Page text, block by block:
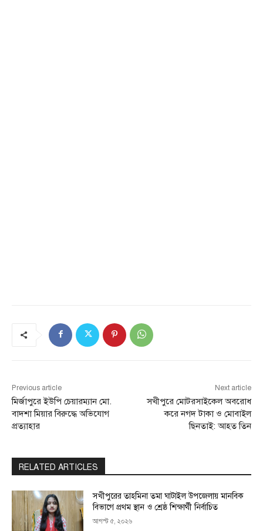
Previous article
মির্জাপুরে ইউপি চেয়ারম্যান মো.
বাদশা মিয়ার বিরুদ্ধে অভিযোগ
প্রত্যাহার
Next article
সখীপুরে মোটরসাইকেল অবরোধ
করে নগদ টাকা ও মোবাইল
ছিনতাই: আহত তিন
RELATED ARTICLES
সখীপুরের তাহমিনা তমা ঘাটাইল উপজেলায় মানবিক
বিভাগে প্রথম স্থান ও শ্রেষ্ঠ শিক্ষার্থী নির্বাচিত
আগস্ট ৫, ২০২৬